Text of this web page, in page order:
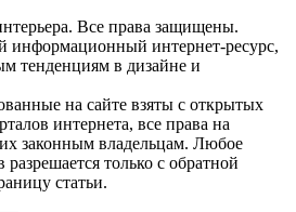
Все права защищены.
информационный интернет-ресурс,
тенденциям в дизайне и
на сайте взяты с открытых
интернета, все права на
законным владельцам. Любое
только с обратной
статьи.